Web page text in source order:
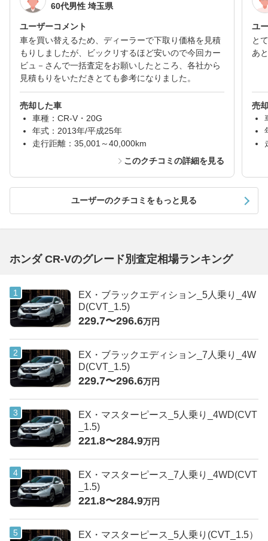
60代男性 埼玉県
ユーザーコメント
車を買い替えるため、ディーラーで下取り価格を見積
もりしましたが、ビックリするほど安いので今回カー
ビュ－さんで一括査定をお願いしたところ、各社から
見積もりをいただきとても参考になりました。
売却した車
車種：CR-V・20G
年式：2013年/平成25年
走行距離：35,001～40,000km
このクチコミの詳細を見る
ユ
と
あ
売
ユーザーのクチコミをもっと見る
ホンダ CR-Vのグレード別査定相場ランキング
EX・ブラックエディション_5人乗り_4W
D(CVT_1.5)
229.7〜296.6万円
EX・ブラックエディション_7人乗り_4W
D(CVT_1.5)
229.7〜296.6万円
EX・マスターピース_5人乗り_4WD(CVT
_1.5)
221.8〜284.9万円
EX・マスターピース_7人乗り_4WD(CVT
_1.5)
221.8〜284.9万円
EX・マスターピース_5人乗り(CVT_1.5）